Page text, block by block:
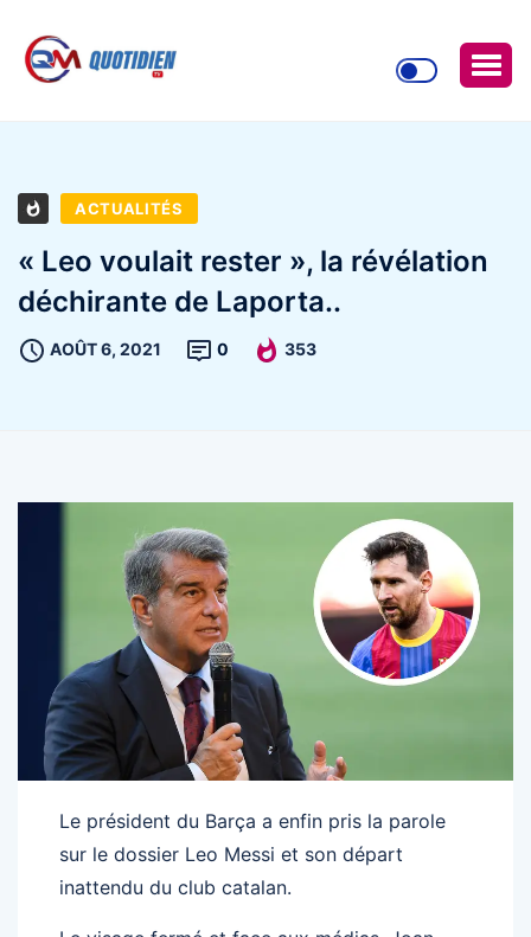
ACTUALITÉS
« Leo voulait rester », la révélation
déchirante de Laporta..
AOÛT 6, 2021 0 353
Le président du Barça a enfin pris la parole
sur le dossier Leo Messi et son départ
inattendu du club catalan.